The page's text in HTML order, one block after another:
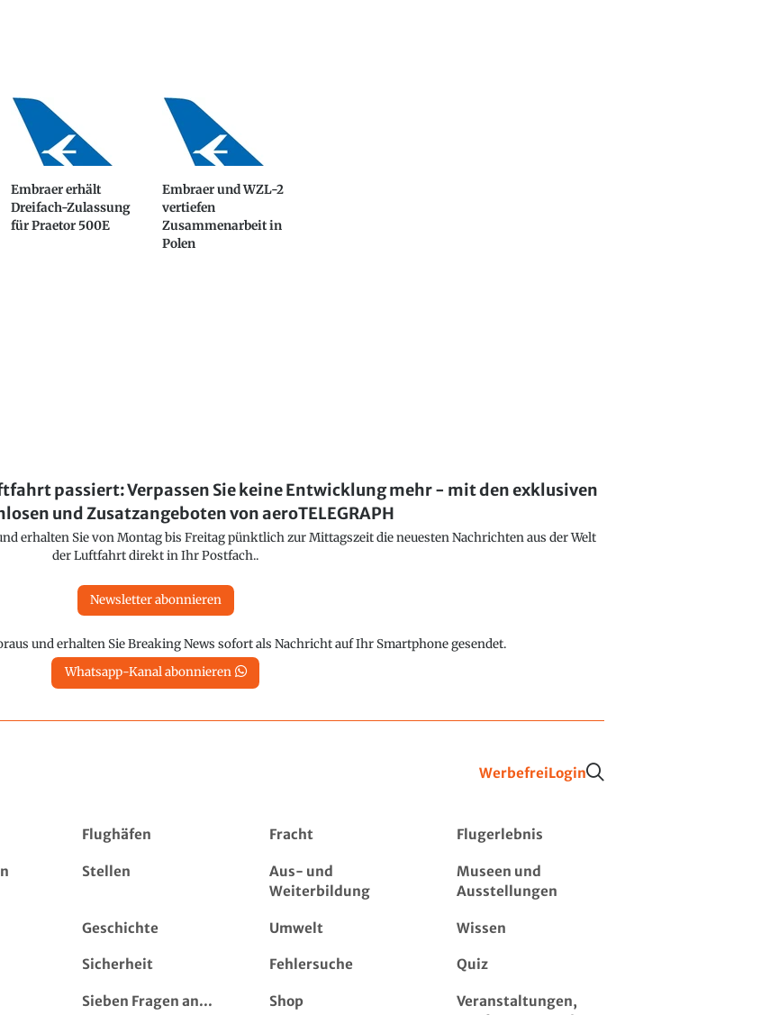
Embraer erhält
Dreifach-Zulassung
für Praetor 500E
Embraer und WZL-2
vertiefen
Zusammenarbeit in
Polen
passiert: Verpassen Sie keine Entwicklung mehr - mit den exklusiven
und Zusatzangeboten von aeroTELEGRAPH
erhalten Sie von Montag bis Freitag pünktlich zur Mittagszeit die neuesten Nachrichten aus der Welt
der Luftfahrt direkt in Ihr Postfach..
Newsletter abonnieren
und erhalten Sie Breaking News sofort als Nachricht auf Ihr Smartphone gesendet.
Whatsapp-Kanal abonnieren
WerbefreiLogin
Flughäfen Fracht Flugerlebnis
Stellen
Aus- und
Weiterbildung
Museen und
Ausstellungen
Geschichte Umwelt Wissen
Sicherheit Fehlersuche Quiz
Sieben Fragen an... Shop
Veranstaltungen,